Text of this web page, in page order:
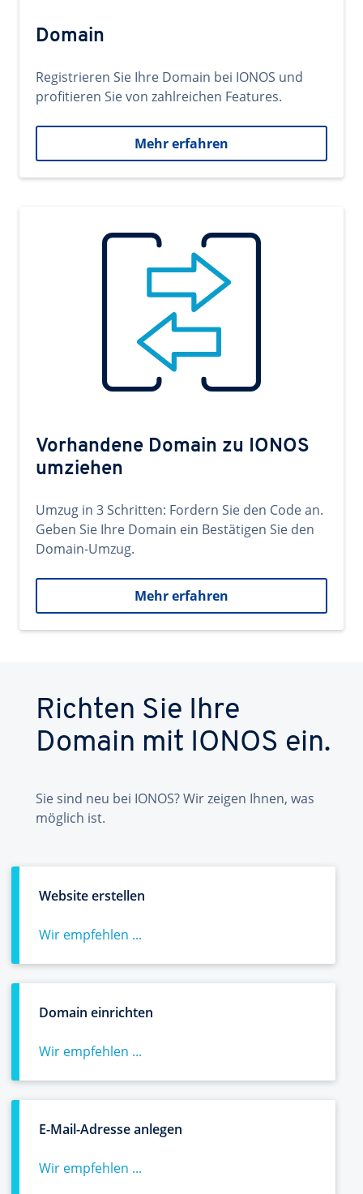
Domain
Registrieren Sie Ihre Domain bei IONOS und
profitieren Sie von zahlreichen Features.
Mehr erfahren
Vorhandene Domain zu IONOS
umziehen
Umzug in 3 Schritten: Fordern Sie den Code an.
Geben Sie Ihre Domain ein Bestätigen Sie den
Domain-Umzug.
Mehr erfahren
Richten Sie Ihre
Domain mit IONOS ein.
Sie sind neu bei IONOS? Wir zeigen Ihnen, was
möglich ist.
Website erstellen
Wir empfehlen ...
Domain einrichten
Wir empfehlen ...
E-Mail-Adresse anlegen
Wir empfehlen ...